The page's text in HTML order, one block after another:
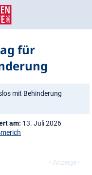
für
mit Behinderung
am: 13. Juli 2026